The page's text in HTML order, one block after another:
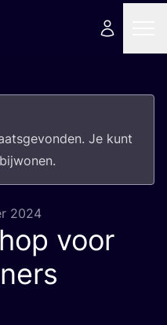
Je kunt
2024
voor